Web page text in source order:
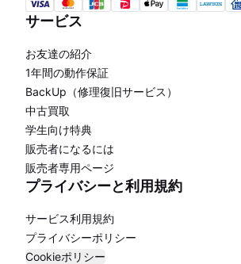
サービス
お友達の紹介
1年間の動作保証
BackUp（修理復旧サービス）
中古買取
学生向け特典
販売者になるには
販売者専用ページ
プライバシーと利用規約
サービス利用規約
プライバシーポリシー
Cookieポリシー